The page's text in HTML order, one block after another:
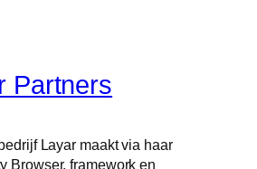
Partners
Layar maakt via haar
Browser, framework en